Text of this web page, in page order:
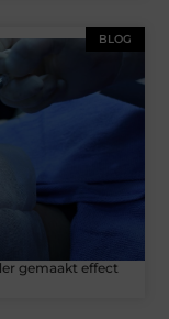
BLOG
gemaakt effect